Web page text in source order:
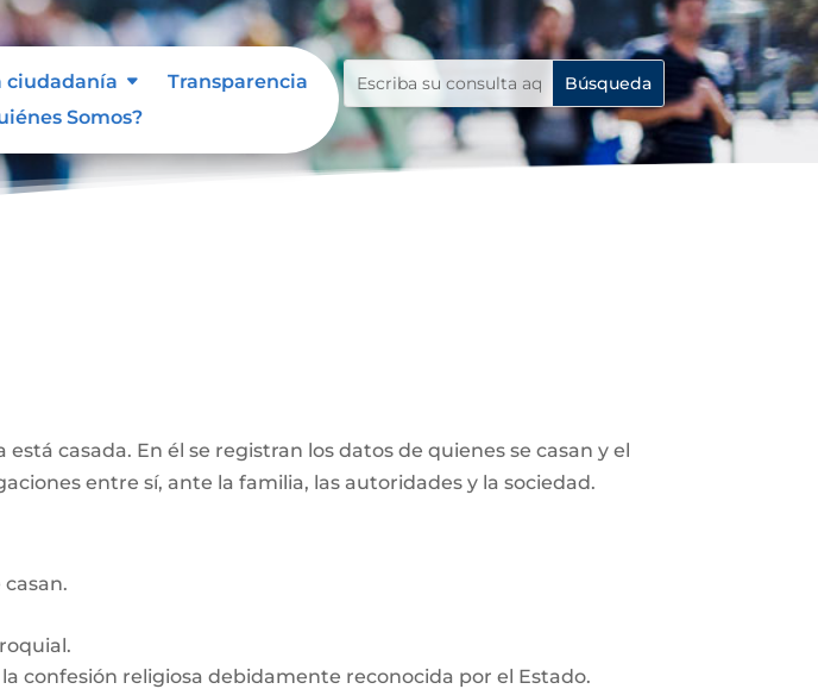
ciudadanía
Transparencia
Somos?
casada. En él se registran los datos de quienes se casan y el
entre sí, ante la familia, las autoridades y la sociedad.
confesión religiosa debidamente reconocida por el Estado.